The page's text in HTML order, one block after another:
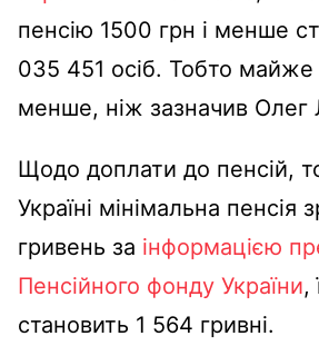
пенсію 1500 грн і менше
035 451 осіб. Тобто майже
менше, ніж зазначив Олег
Щодо доплати до пенсій,
Україні мінімальна пенсія
гривень за інформацією
Пенсійного фонду України,
становить 1 564 гривні.